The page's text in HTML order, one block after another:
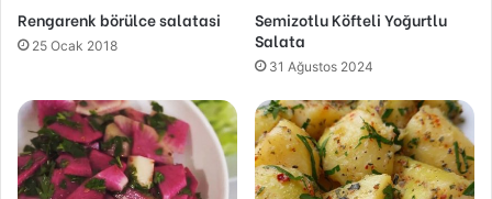
Rengarenk börülce salatasi
25 Ocak 2018
Semizotlu Köfteli Yoğurtlu
Salata
31 Ağustos 2024